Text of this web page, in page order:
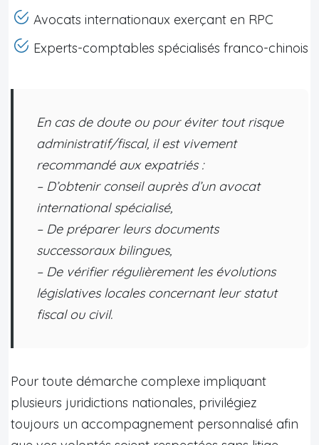
Avocats internationaux exerçant en RPC
Experts-comptables spécialisés franco-chinois
En cas de doute ou pour éviter tout risque
administratif/fiscal, il est vivement
recommandé aux expatriés :
– D’obtenir conseil auprès d’un avocat
international spécialisé,
– De préparer leurs documents
successoraux bilingues,
– De vérifier régulièrement les évolutions
législatives locales concernant leur statut
fiscal ou civil.
Pour toute démarche complexe impliquant
plusieurs juridictions nationales, privilégiez
toujours un accompagnement personnalisé afin